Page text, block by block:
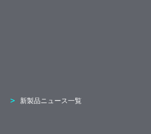
新製品ニュース一覧